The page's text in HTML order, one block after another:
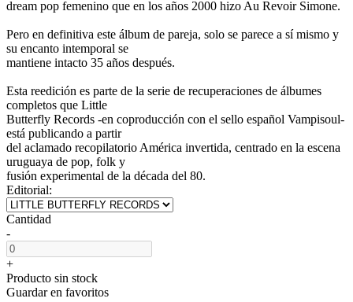
dream pop femenino que en los años 2000 hizo Au Revoir Simone.
Pero en definitiva este álbum de pareja, solo se parece a sí mismo y
su encanto intemporal se
mantiene intacto 35 años después.
Esta reedición es parte de la serie de recuperaciones de álbumes
completos que Little
Butterfly Records -en coproducción con el sello español Vampisoul-
está publicando a partir
del aclamado recopilatorio América invertida, centrado en la escena
uruguaya de pop, folk y
fusión experimental de la década del 80.
Editorial:
Cantidad
-
+
Producto sin stock
Guardar en favoritos